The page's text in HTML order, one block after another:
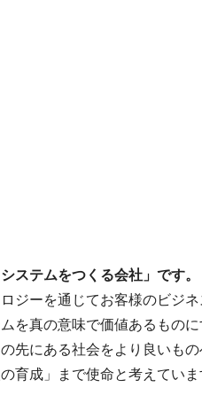
ステムをつくる会社」です。
ジーを通じてお客様のビジ
を真の意味で価値あるもの
先にある社会をより良いも
育成」まで使命と考えていま